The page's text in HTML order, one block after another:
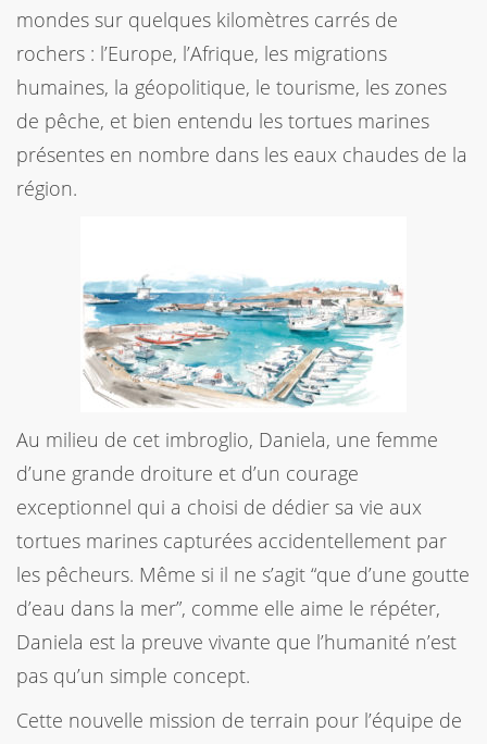
mondes sur quelques kilomètres carrés de
rochers : l’Europe, l’Afrique, les migrations
humaines, la géopolitique, le tourisme, les zones
de pêche, et bien entendu les tortues marines
présentes en nombre dans les eaux chaudes de la
région.
Au milieu de cet imbroglio, Daniela, une femme
d’une grande droiture et d’un courage
exceptionnel qui a choisi de dédier sa vie aux
tortues marines capturées accidentellement par
les pêcheurs. Même si il ne s’agit “que d’une goutte
d’eau dans la mer”, comme elle aime le répéter,
Daniela est la preuve vivante que l’humanité n’est
pas qu’un simple concept.
Cette nouvelle mission de terrain pour l’équipe de